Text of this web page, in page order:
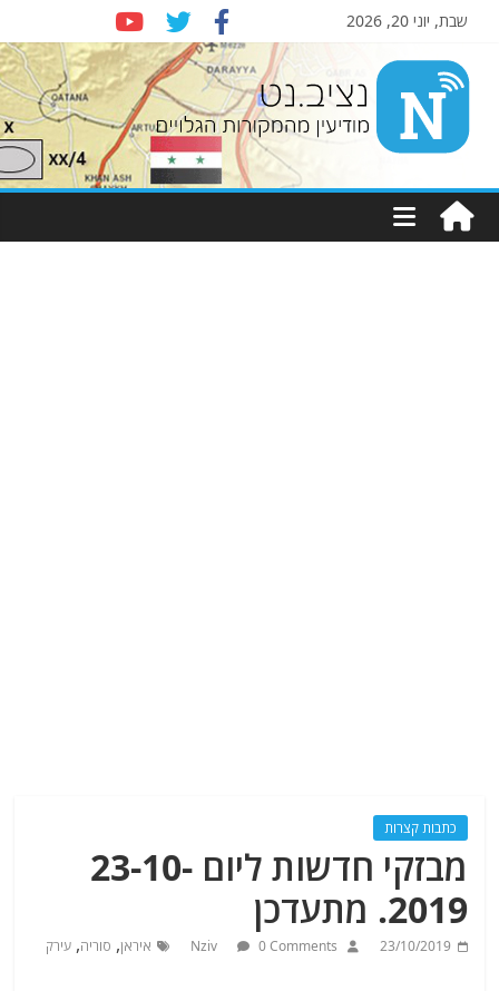
שבת, יוני 20, 2026
Nziv.net
מודיעין
מהמקורות
כתבות קצרות
מבזקי חדשות ליום 23-10-
2019. מתעדכן
23/10/2019
Nziv 0 Comments איראן, סוריה,עירק